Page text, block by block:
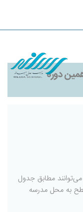
دوره
مطابق جدول
به محل مدرسه